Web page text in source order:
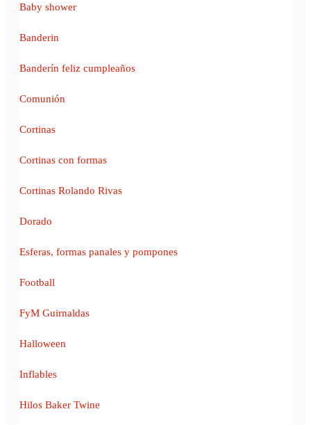
Baby shower
Banderin
Banderín feliz cumpleaños
Comunión
Cortinas
Cortinas con formas
Cortinas Rolando Rivas
Dorado
Esferas, formas panales y pompones
Football
FyM Guirnaldas
Halloween
Inflables
Hilos Baker Twine